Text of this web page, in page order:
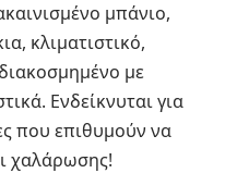
μπάνιο,
κλιματιστικό,
με
Ενδείκνυται για
που επιθυμούν να
χαλάρωσης!